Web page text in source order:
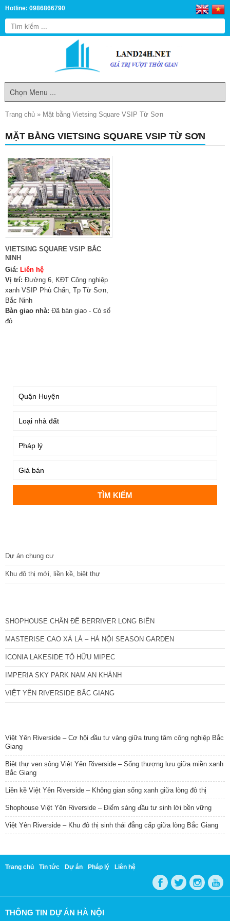
Hotline: 0986866790
Trang chủ » Mặt bằng Vietsing Square VSIP Từ Sơn
MẶT BẰNG VIETSING SQUARE VSIP TỪ SƠN
VIETSING SQUARE VSIP BẮC
NINH
Giá: Liên hệ
Vị trí: Đường 6, KĐT Công nghiệp
xanh VSIP Phù Chẩn, Tp Từ Sơn,
Bắc Ninh
Bàn giao nhà: Đã bàn giao - Có sổ
đỏ
Dự án chung cư
Khu đô thị mới, liền kề, biệt thự
SHOPHOUSE CHÂN ĐẾ BERRIVER LONG BIÊN
MASTERISE CAO XÀ LÁ – HÀ NỘI SEASON GARDEN
ICONIA LAKESIDE TỐ HỮU MIPEC
IMPERIA SKY PARK NAM AN KHÁNH
VIỆT YÊN RIVERSIDE BẮC GIANG
Việt Yên Riverside – Cơ hội đầu tư vàng giữa trung tâm công nghiệp Bắc
Giang
Biệt thự ven sông Việt Yên Riverside – Sống thượng lưu giữa miền xanh
Bắc Giang
Liền kề Việt Yên Riverside – Không gian sống xanh giữa lòng đô thị
Shophouse Việt Yên Riverside – Điểm sáng đầu tư sinh lời bền vững
Việt Yên Riverside – Khu đô thị sinh thái đẳng cấp giữa lòng Bắc Giang
Trang chủ Tin tức Dự án Pháp lý Liên hệ
THÔNG TIN DỰ ÁN HÀ NỘI